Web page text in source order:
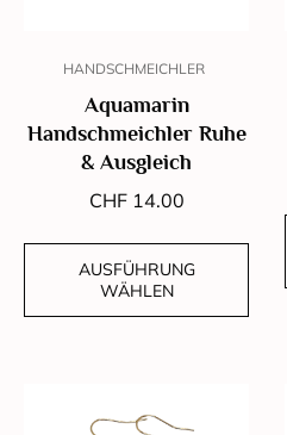
HANDSCHMEICHLER
Aquamarin
Handschmeichler Ruhe
& Ausgleich
CHF14.00
AUSFÜHRUNG
WÄHLEN